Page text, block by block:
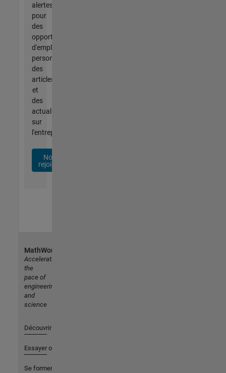
alertes
pour
des
opportunités
d'emploi
personnalisées,
des
articles
et
des
actualités
sur
l'entreprise.
Nous
rejoindre
MathWorks
Accelerating
the
pace of
engineering
and
science
Découvrir les produits
Essayer ou acheter
Se former